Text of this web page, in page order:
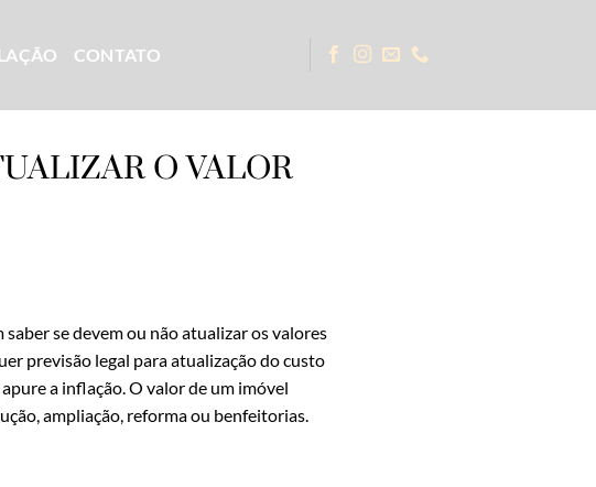
CONTATO
O VALOR
se devem ou não atualizar os valores
previsão legal para atualização do custo
a inflação. O valor de um imóvel
ampliação, reforma ou benfeitorias.